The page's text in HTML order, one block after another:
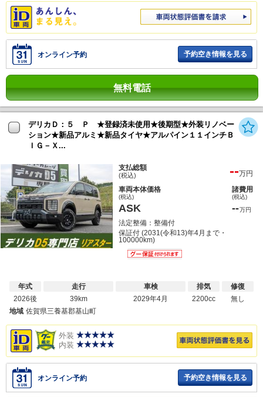
オンライン予約 予約空き情報を見る
無料電話
デリカＤ：５ Ｐ ★登録済未使用★後期型★外装リノベー
ション★新品アルミ★新品タイヤ★アルパイン１１インチＢ
ＩＧ－Ｘ...
支払総額
(税込) --万円
車両本体価格
(税込)
ASK
諸費用
(税込)
--万円
法定整備：整備付
保証付 (2031(令和13)年4月まで・
100000km)
年式
2026後
走行
39km
車検
2029年4月
排気
2200cc
修復
無し
地域 佐賀県三養基郡基山町
外装
内装
オンライン予約 予約空き情報を見る